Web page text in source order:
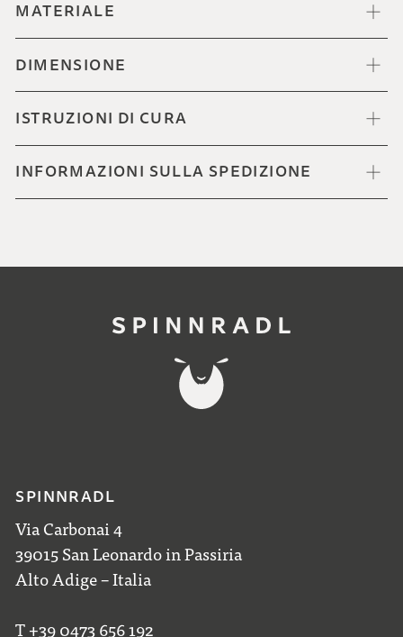
MATERIALE
DIMENSIONE
ISTRUZIONI DI CURA
INFORMAZIONI SULLA SPEDIZIONE
SPINNRADL
Via Carbonai 4
39015 San Leonardo in Passiria
Alto Adige – Italia
T +39 0473 656 192